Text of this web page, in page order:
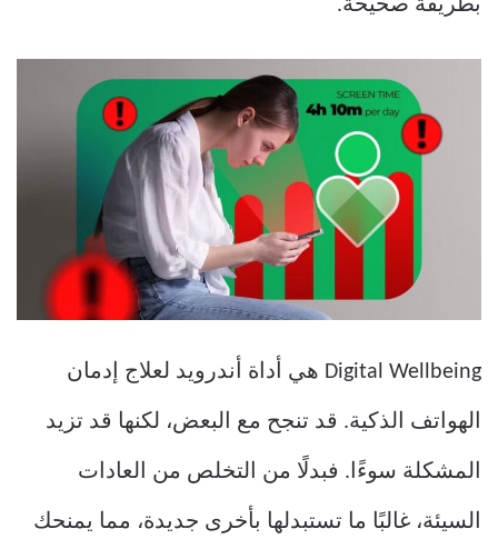
بطريقة صحيحة.
Digital Wellbeing هي أداة أندرويد لعلاج إدمان
الهواتف الذكية. قد تنجح مع البعض، لكنها قد تزيد
المشكلة سوءًا. فبدلًا من التخلص من العادات
السيئة، غالبًا ما تستبدلها بأخرى جديدة، مما يمنحك